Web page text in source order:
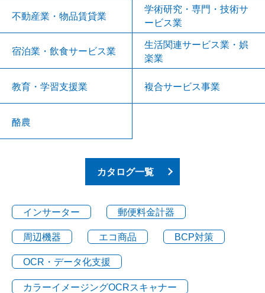
不動産業・物品賃貸業
学術研究・専門・技術サ
ービス業
宿泊業・飲食サービス業
生活関連サービス業・娯
楽業
教育・学習支援業 複合サービス事業
酪農
カタログ一覧
インサーター 郵便料金計器
周辺機器 エコ商品 BCP対策
OCR・データ化支援
カラーイメージングOCRスキャナー